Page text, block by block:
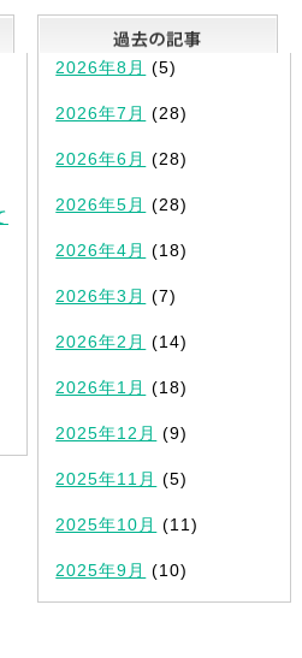
最新記事一覧
2026年8月 (5)
2026年7月 (28)
2026年6月 (28)
2026年5月 (28)
2026年4月 (18)
2026年3月 (7)
2026年2月 (14)
2026年1月 (18)
2025年12月 (9)
2025年11月 (5)
2025年10月 (11)
2025年9月 (10)